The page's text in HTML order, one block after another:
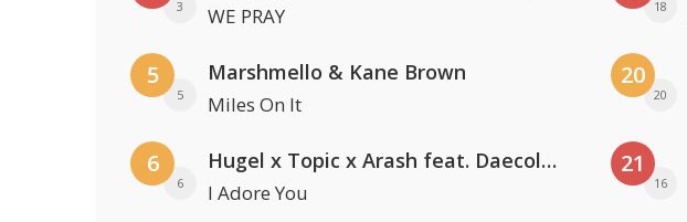
3 WE PRAY
5
5
Marshmello & Kane Brown
Miles On It
6
6
Hugel x Topic x Arash feat. Daecolm
I Adore You
18
20
20
21
16